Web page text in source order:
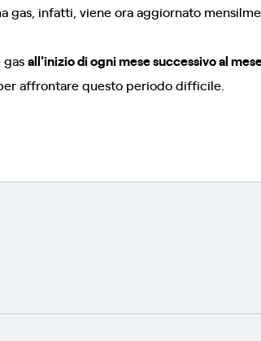
gas, infatti, viene ora aggiornato
all'inizio di ogni mese successivo al
affrontare questo periodo difficile.